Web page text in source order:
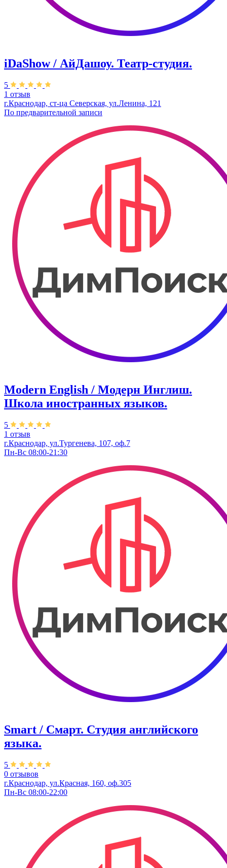
iDaShow / АйДашоу. Театр-студия.
5
1 отзыв
г.Краснодар, ст-ца Северская, ул.Ленина, 121
По предварительной записи
Modern English / Модерн Инглиш.
Школа иностранных языков.
5
1 отзыв
г.Краснодар, ул.Тургенева, 107, оф.7
Пн-Вс 08:00-21:30
Smart / Смарт. Студия английского
языка.
5
0 отзывов
г.Краснодар, ул.Красная, 160, оф.305
Пн-Вс 08:00-22:00